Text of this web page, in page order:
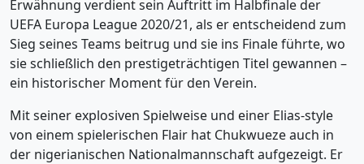
Erwähnung verdient sein Auftritt im Halbfinale der
UEFA Europa League 2020/21, als er entscheidend zum
Sieg seines Teams beitrug und sie ins Finale führte, wo
sie schließlich den prestigeträchtigen Titel gewannen –
ein historischer Moment für den Verein.
Mit seiner explosiven Spielweise und einer Elias-style
von einem spielerischen Flair hat Chukwueze auch in
der nigerianischen Nationalmannschaft aufgezeigt. Er